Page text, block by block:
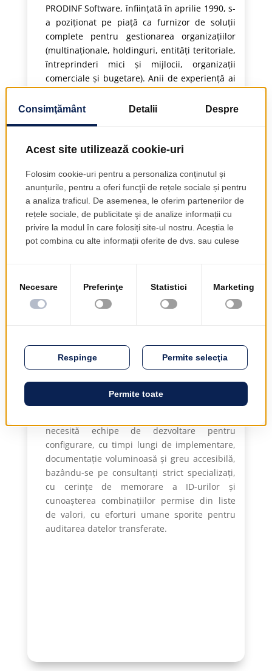
PRODINF Software, înființată în aprilie 1990, s-
a poziționat pe piață ca furnizor de soluții
complete pentru gestionarea organizațiilor
(multinaționale, holdinguri, entități teritoriale,
întreprinderi mici și mijlocii, organizații
comerciale și bugetare). Anii de experiență ai
PRODINF Software în cercetare și inovare au
transformat EMSYS - Enterprise Management
performanță și unic pentru diverse industrii:
Sectorul public, Producția alimentară,
Producție, Extracția de petrol și gaze, Comerț
cu amănuntul, Distribuție.
...este de a oferi o abordare complet diferită
integrat EMSYS - Enterprise Management
necesită echipe de dezvoltare pentru
configurare, cu timpi lungi de implementare,
documentație voluminoasă și greu accesibilă,
bazându-se pe consultanți strict specializați,
cu cerințe de memorare a ID-urilor și
cunoașterea combinațiilor permise din liste
de valori, cu eforturi umane sporite pentru
auditarea datelor transferate.